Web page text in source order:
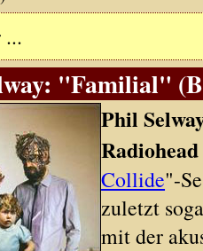
"Familial"
Phil
Radiohead
Collide"-
zuletzt
mit der